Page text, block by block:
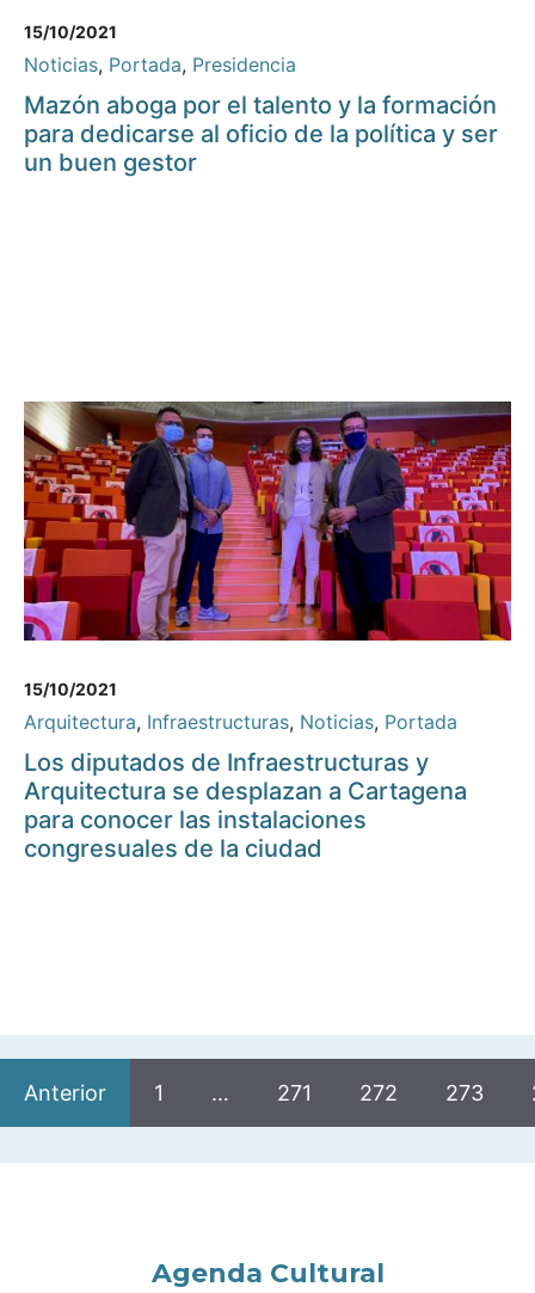
15/10/2021
Noticias, Portada, Presidencia
Mazón aboga por el talento y la formación
para dedicarse al oficio de la política y ser
un buen gestor
15/10/2021
Arquitectura, Infraestructuras, Noticias, Portada
Los diputados de Infraestructuras y
Arquitectura se desplazan a Cartagena
para conocer las instalaciones
congresuales de la ciudad
Anterior 1 … 271 272 273
Agenda Cultural